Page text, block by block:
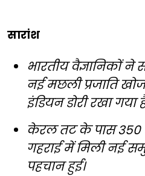
सारांश
भारतीय वैज्ञानिकों ने
नई मछली प्रजाति
इंडियन डोरी रखा गया
केरल तट के पास 350
गहराई में मिली नई
पहचान हुई।